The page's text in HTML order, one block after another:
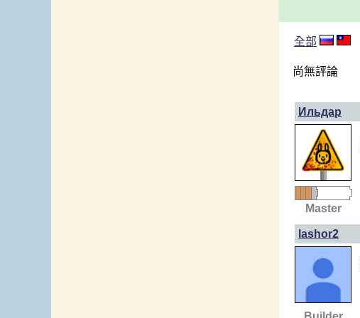
全部
尚無評論
Ильдар
Master
lashor2